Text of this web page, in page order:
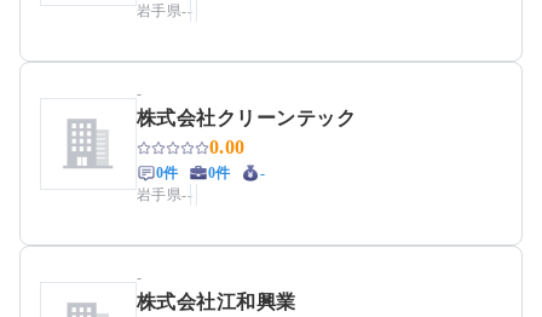
岩手県--
-
株式会社クリーンテック
0.00
0件 0件
-
岩手県--
-
株式会社江和興業